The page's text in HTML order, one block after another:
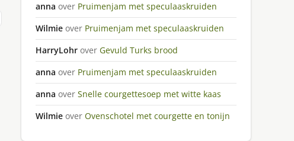
anna over Pruimenjam met speculaaskruiden
Wilmie over Pruimenjam met speculaaskruiden
HarryLohr over Gevuld Turks brood
anna over Pruimenjam met speculaaskruiden
anna over Snelle courgettesoep met witte kaas
Wilmie over Ovenschotel met courgette en tonijn